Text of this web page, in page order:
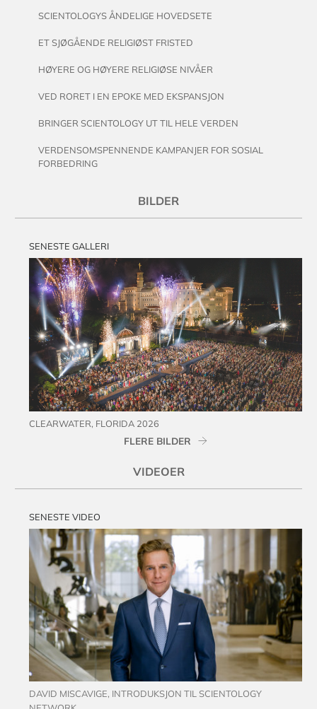
SCIENTOLOGYS ÅNDELIGE HOVEDSETE
ET SJØGÅENDE RELIGIØST FRISTED
HØYERE OG HØYERE RELIGIØSE NIVÅER
VED RORET I EN EPOKE MED EKSPANSJON
BRINGER SCIENTOLOGY UT TIL HELE VERDEN
VERDENSOMSPENNENDE KAMPANJER FOR SOSIAL
FORBEDRING
BILDER
SENESTE GALLERI
CLEARWATER, FLORIDA 2026
FLERE BILDER
VIDEOER
SENESTE VIDEO
DAVID MISCAVIGE, INTRODUKSJON TIL SCIENTOLOGY